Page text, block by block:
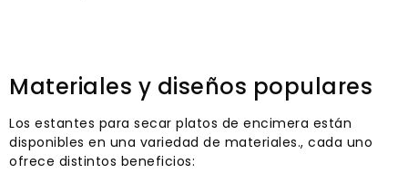
Materiales y diseños populares
Los estantes para secar platos de encimera están
disponibles en una variedad de materiales., cada uno
ofrece distintos beneficios: